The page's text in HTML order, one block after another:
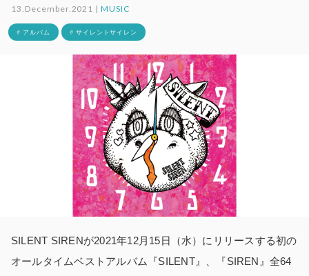
13.December.2021 |MUSIC
# アルバム # サイレントサイレン
SILENT SIRENが2021年12月15日（水）にリリースする初の
オールタイムベストアルバム『SILENT』、『SIREN』全64